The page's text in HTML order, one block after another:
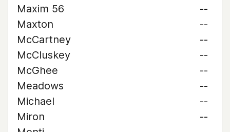
Maxim 56
--
Maxton
--
McCartney
--
McCluskey
--
McGhee
--
Meadows
--
Michael
--
Miron
--